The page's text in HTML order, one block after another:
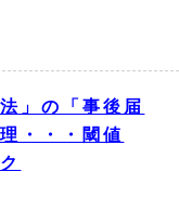
」の「事後届
・・・閾値